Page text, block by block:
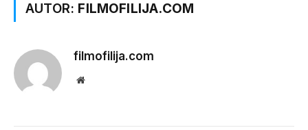
AUTOR: FILMOFILIJA.COM
filmofilija.com
Website